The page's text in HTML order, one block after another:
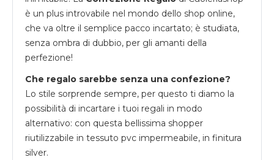
è un plus introvabile nel mondo dello shop online,
che va oltre il semplice pacco incartato; è studiata,
senza ombra di dubbio, per gli amanti della
perfezione!
Che regalo sarebbe senza una confezione?
Lo stile sorprende sempre, per questo ti diamo la
possibilità di incartare i tuoi regali in modo
alternativo: con questa bellissima shopper
riutilizzabile in tessuto pvc impermeabile, in finitura
silver.